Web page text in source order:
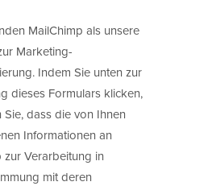
MailChimp als unsere
Marketing-
Indem Sie unten zur
dieses Formulars klicken,
Sie, dass die von Ihnen
Informationen an
zur Verarbeitung in
mit deren